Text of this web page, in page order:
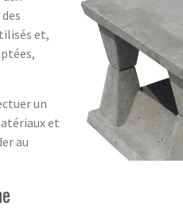
et,
un
et
au